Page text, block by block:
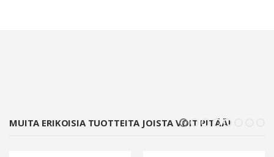
MUITA ERIKOISIA TUOTTEITA JOISTA VOIT PITÄÄ!